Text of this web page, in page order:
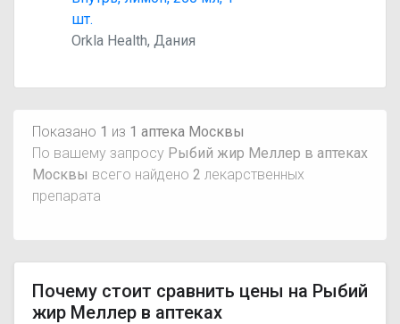
шт.
Orkla Health, Дания
Показано 1 из 1 аптека Москвы
По вашему запросу Рыбий жир Меллер в аптеках
Москвы всего найдено 2 лекарственных
препарата
Почему стоит сравнить цены на Рыбий
жир Меллер в аптеках